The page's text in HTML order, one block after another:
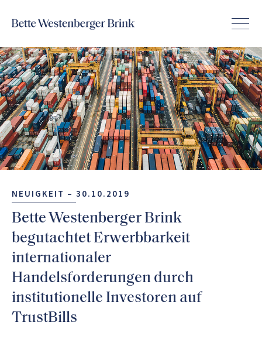
NEUIGKEIT – 30.10.2019
Bette Westenberger Brink
begutachtet Erwerbbarkeit
internationaler
Handelsforderungen durch
institutionelle Investoren auf
TrustBills